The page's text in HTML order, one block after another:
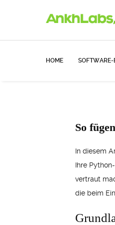
HOME
So
In diesem
Ihre
vertraut
die beim